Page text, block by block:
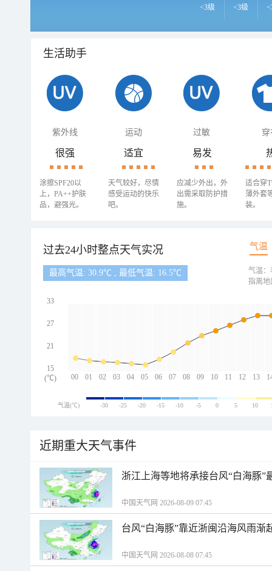
<3级 <3级
生活助手
紫外线 运动 过敏 穿
很强
涂擦SPF20以
上，PA++护肤
品，避强光。
适宜
天气较好，尽情
感受运动的快乐
吧。
易发
应减少外出，外
出需采取防护措
施。
适合穿
薄外套
装。
过去24小时整点天气实况 气温
最高气温: 30.9℃ , 最低气温: 16.5℃
00 01 02 03 04 05 06 07 08 09 10 11 12 13
33
27
21
15
(℃)
气温：
指离地
气温(℃) -30 -25 -20 -15 -10 -5 0 5 10
近期重大天气事件
浙江上海等地将承接台风“白海豚”
中国天气网 2026-08-09 07:45
台风“白海豚”靠近浙闽沿海风雨渐
中国天气网 2026-08-08 07:45